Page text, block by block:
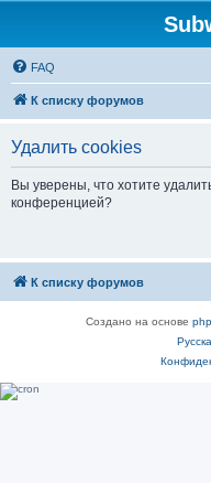
FAQ
К списку форумов
Удалить cookies
Вы уверены, что хотите
конференцией?
К списку форумов
Создано на основе